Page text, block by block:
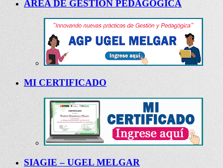
ÁREA DE GESTIÓN PEDAGÓGICA
MI CERTIFICADO
SIAGIE – UGEL MELGAR